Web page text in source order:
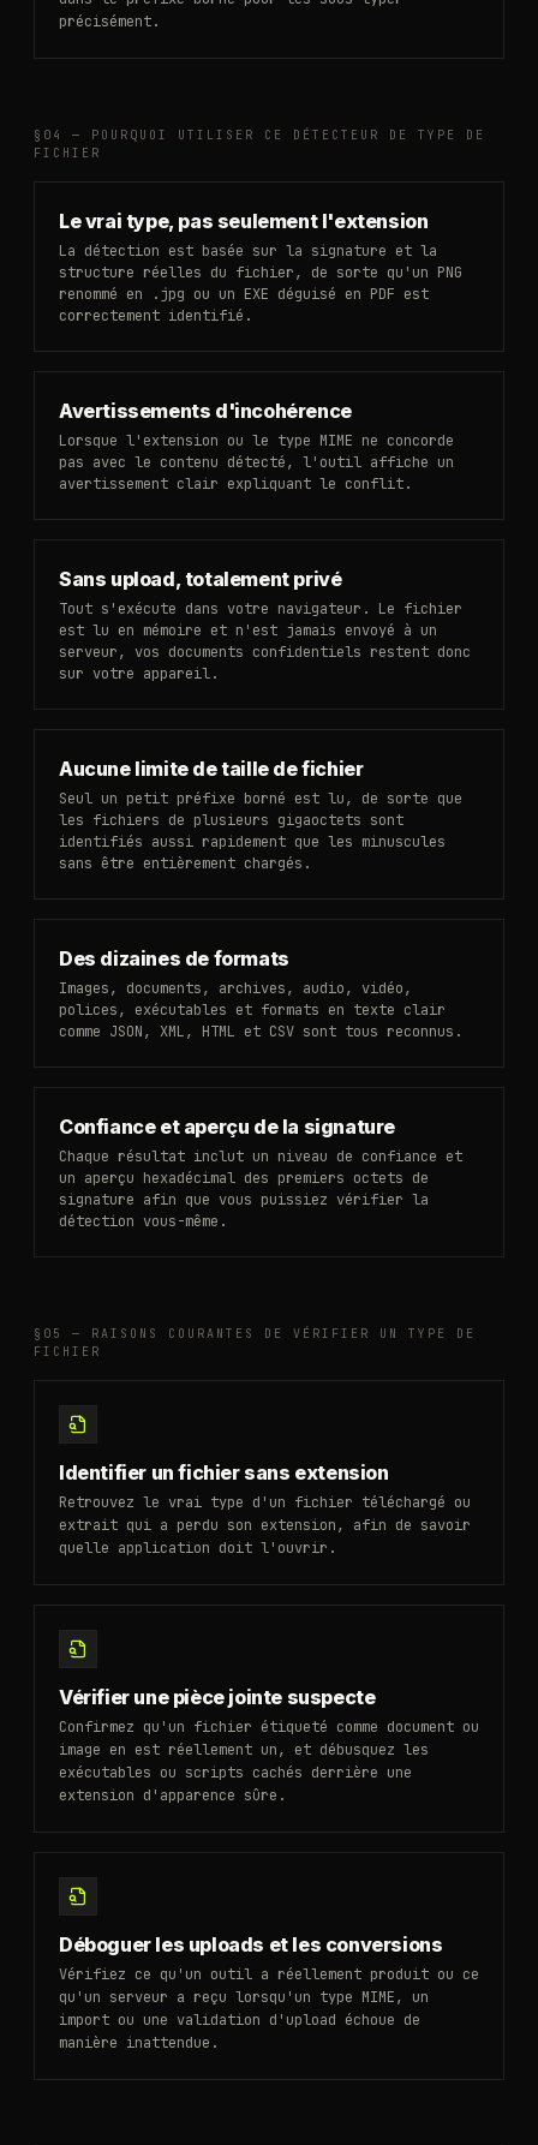
précisément.
§04 — POURQUOI UTILISER CE DÉTECTEUR DE TYPE DE
FICHIER
Le vrai type, pas seulement l'extension
La détection est basée sur la signature et la
structure réelles du fichier, de sorte qu'un PNG
renommé en .jpg ou un EXE déguisé en PDF est
correctement identifié.
Avertissements d'incohérence
Lorsque l'extension ou le type MIME ne concorde
pas avec le contenu détecté, l'outil affiche un
avertissement clair expliquant le conflit.
Sans upload, totalement privé
Tout s'exécute dans votre navigateur. Le fichier
est lu en mémoire et n'est jamais envoyé à un
serveur, vos documents confidentiels restent donc
sur votre appareil.
Aucune limite de taille de fichier
Seul un petit préfixe borné est lu, de sorte que
les fichiers de plusieurs gigaoctets sont
identifiés aussi rapidement que les minuscules
sans être entièrement chargés.
Des dizaines de formats
Images, documents, archives, audio, vidéo,
polices, exécutables et formats en texte clair
comme JSON, XML, HTML et CSV sont tous reconnus.
Confiance et aperçu de la signature
Chaque résultat inclut un niveau de confiance et
un aperçu hexadécimal des premiers octets de
signature afin que vous puissiez vérifier la
détection vous-même.
§05 — RAISONS COURANTES DE VÉRIFIER UN TYPE DE
FICHIER
Identifier un fichier sans extension
Retrouvez le vrai type d'un fichier téléchargé ou
extrait qui a perdu son extension, afin de savoir
quelle application doit l'ouvrir.
Vérifier une pièce jointe suspecte
Confirmez qu'un fichier étiqueté comme document ou
image en est réellement un, et débusquez les
exécutables ou scripts cachés derrière une
extension d'apparence sûre.
Déboguer les uploads et les conversions
Vérifiez ce qu'un outil a réellement produit ou ce
qu'un serveur a reçu lorsqu'un type MIME, un
import ou une validation d'upload échoue de
manière inattendue.